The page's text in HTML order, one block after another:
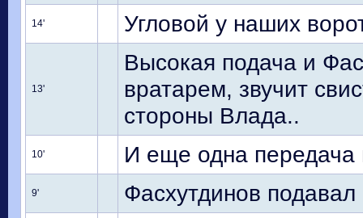
14' Угловой у наших
13'
Высокая подача и
вратарем, звучит
стороны Влада..
10' И еще одна
9' Фасхутдинов